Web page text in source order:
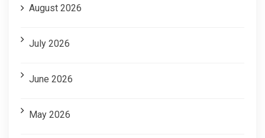
August 2026
July 2026
June 2026
May 2026